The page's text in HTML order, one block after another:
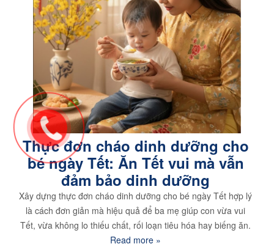
Thực đơn cháo dinh dưỡng cho
bé ngày Tết: Ăn Tết vui mà vẫn
đảm bảo dinh dưỡng
Xây dựng thực đơn cháo dinh dưỡng cho bé ngày Tết hợp lý
là cách đơn giản mà hiệu quả để ba mẹ giúp con vừa vui
Tết, vừa không lo thiếu chất, rối loạn tiêu hóa hay biếng ăn.
Read more »